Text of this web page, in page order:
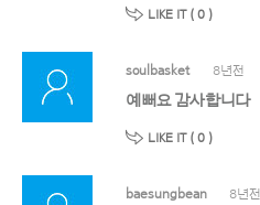
LIKE IT ( 0 )
soulbasket 8년전
예뻐요 감사합니다
LIKE IT ( 0 )
baesungbean 8년전